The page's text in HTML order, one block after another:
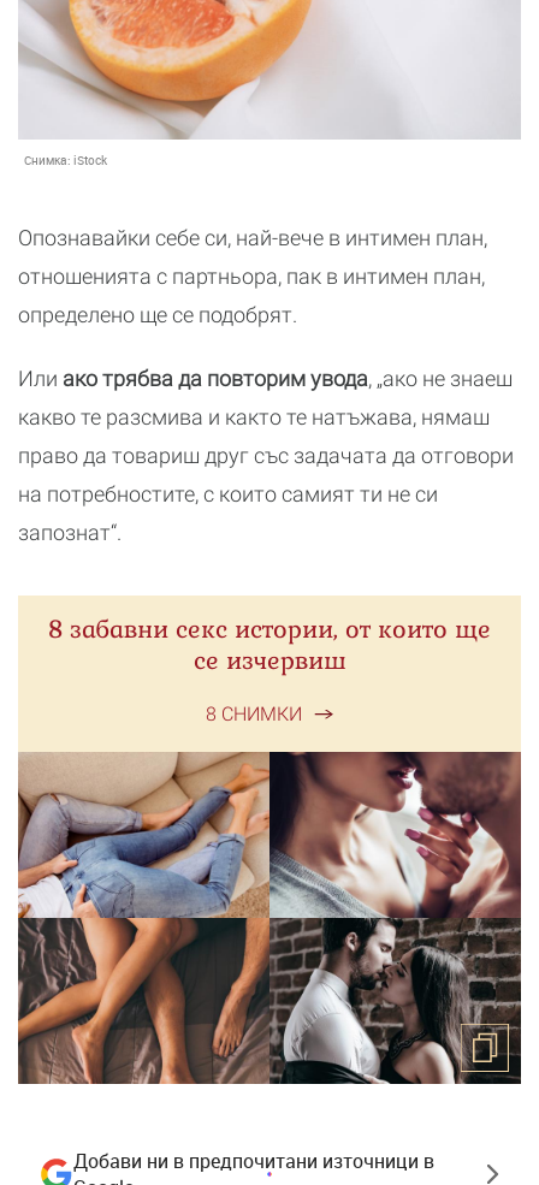
Снимка: iStock
Опознавайки себе си, най-вече в интимен план,
отношенията с партньора, пак в интимен план,
определено ще се подобрят.
Или ако трябва да повторим увода, „ако не знаеш
какво те разсмива и както те натъжава, нямаш
право да товариш друг със задачата да отговори
на потребностите, с които самият ти не си
запознат“.
8 забавни секс истории, от които ще
се изчервиш
8 СНИМКИ
Добави ни в предпочитани източници в